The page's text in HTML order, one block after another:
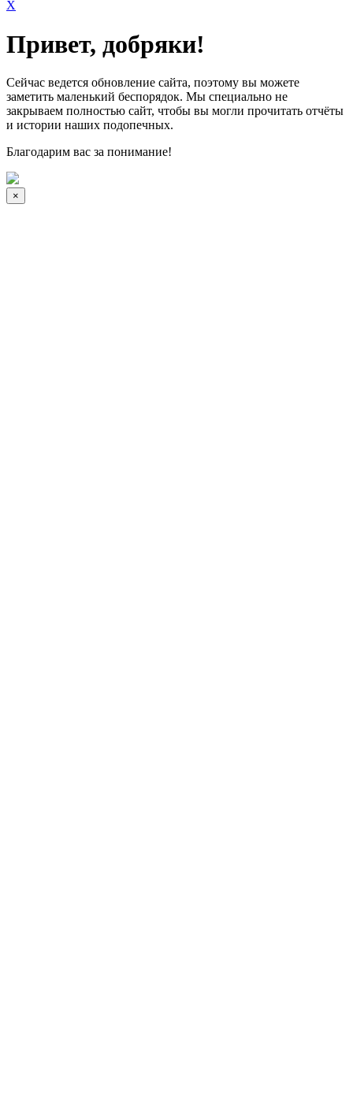
X
Привет, добряки!
Сейчас ведется обновление сайта, поэтому вы можете
заметить маленький беспорядок. Мы специально не
закрываем полностью сайт, чтобы вы могли прочитать отчёты
и истории наших подопечных.
Благодарим вас за понимание!
×